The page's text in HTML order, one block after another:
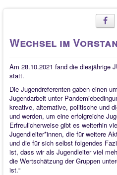
Wechsel im
Am 28.10.2021 fand die diesjährige
statt.
Die Jugendreferenten gaben einen
Jugendarbeit unter
kreative, alternative, politische und
und werden, um eine erfolgreiche
Erfreulicherweise gibt es weiterhin
Jugendleiter*innen, die für weitere
und die für sich selbst folgendes
ist, dass wir als Jugendleiter viel
die Wertschätzung der Gruppen
ist.“